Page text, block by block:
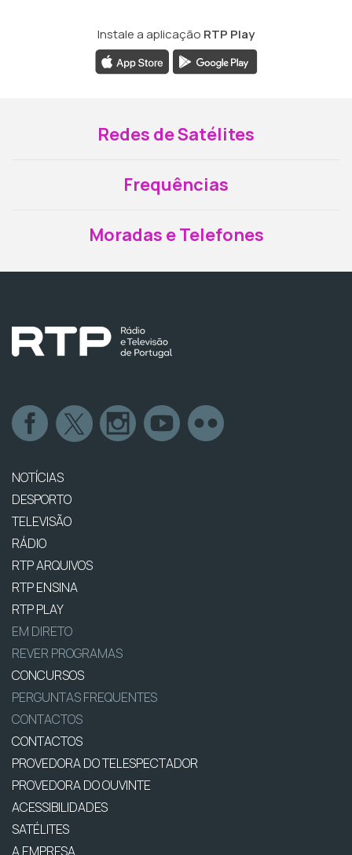
Instale a aplicação RTP Play
Redes de Satélites
Frequências
Moradas e Telefones
NOTÍCIAS
DESPORTO
TELEVISÃO
RÁDIO
RTP ARQUIVOS
RTP ENSINA
RTP PLAY
EM DIRETO
REVER PROGRAMAS
CONCURSOS
PERGUNTAS FREQUENTES
CONTACTOS
CONTACTOS
PROVEDORA DO TELESPECTADOR
PROVEDORA DO OUVINTE
ACESSIBILIDADES
SATÉLITES
A EMPRESA